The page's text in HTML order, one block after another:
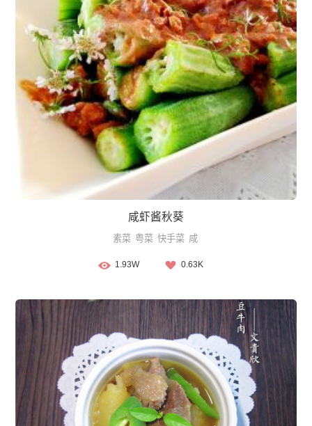
咸虾酱秋葵
素菜 粤菜 快手菜 咸
1.93W 0.63K